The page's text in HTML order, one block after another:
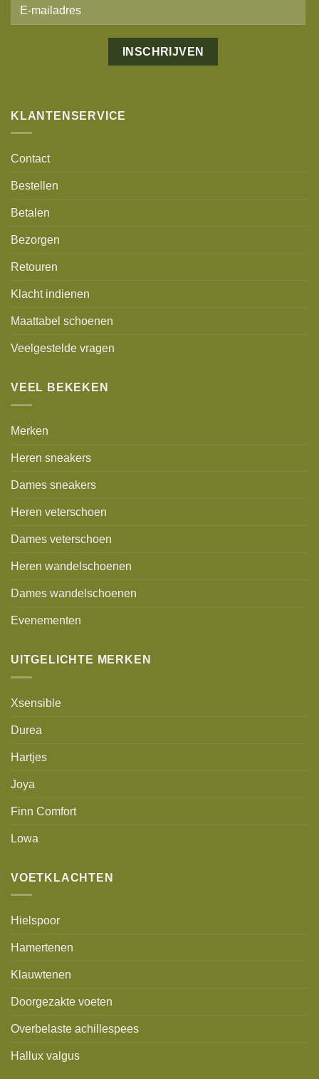
KLANTENSERVICE
Contact
Bestellen
Betalen
Bezorgen
Retouren
Klacht indienen
Maattabel schoenen
Veelgestelde vragen
VEEL BEKEKEN
Merken
Heren sneakers
Dames sneakers
Heren veterschoen
Dames veterschoen
Heren wandelschoenen
Dames wandelschoenen
Evenementen
UITGELICHTE MERKEN
Xsensible
Durea
Hartjes
Joya
Finn Comfort
Lowa
VOETKLACHTEN
Hielspoor
Hamertenen
Klauwtenen
Doorgezakte voeten
Overbelaste achillespees
Hallux valgus